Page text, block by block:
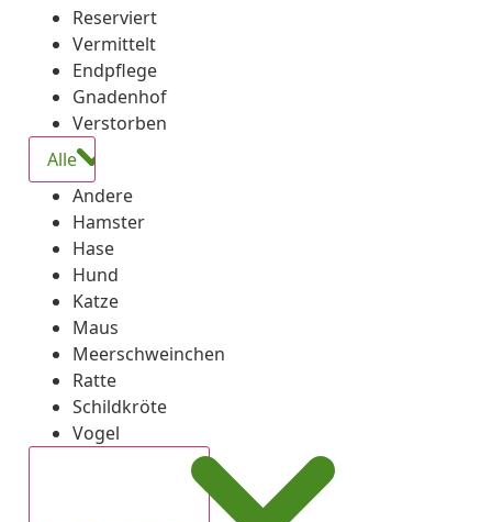
Reserviert
Vermittelt
Endpflege
Gnadenhof
Verstorben
Alle
Andere
Hamster
Hase
Hund
Katze
Maus
Meerschweinchen
Ratte
Schildkröte
Vogel